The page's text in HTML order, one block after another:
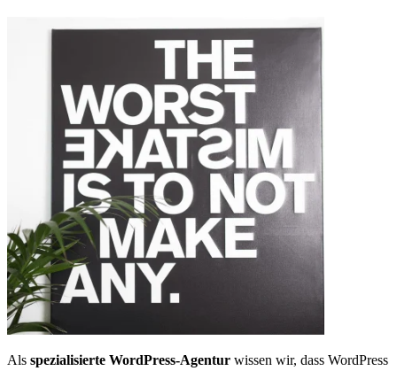
Als spezialisierte WordPress-Agentur wissen wir, dass WordPress